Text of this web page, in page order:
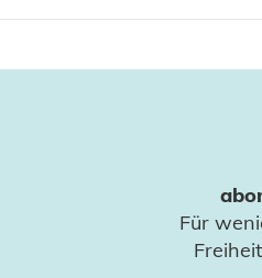
Für